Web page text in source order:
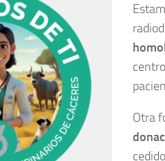
Otra